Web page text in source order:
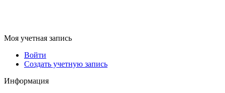
Моя учетная запись
Войти
Создать учетную запись
Информация